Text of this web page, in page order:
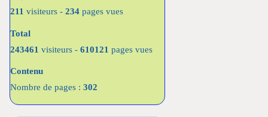
211 visiteurs - 234 pages vues
Total
243461 visiteurs - 610121 pages vues
Contenu
Nombre de pages : 302